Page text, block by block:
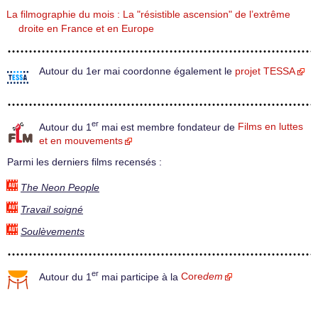
La filmographie du mois : La "résistible ascension" de l’extrême
droite en France et en Europe
Autour du 1er mai coordonne également le projet TESSA
Autour du 1 er mai est membre fondateur de Films en luttes
et en mouvements
Parmi les derniers films recensés :
The Neon People
Travail soigné
Soulèvements
Autour du 1 er mai participe à la Coredem